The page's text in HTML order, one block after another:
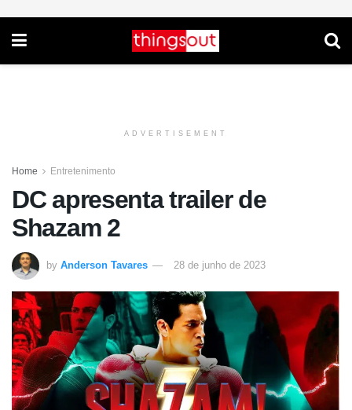
ADVERTISEMENT
Home Entretenimento
DC apresenta trailer de
Shazam 2
by Anderson Tavares 28 de junho de 2023